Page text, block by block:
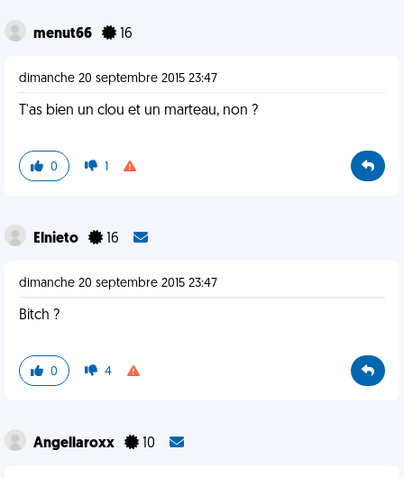
menut66 16
dimanche 20 septembre 2015 23:47
T'as bien un clou et un marteau, non ?
0 1
Elnieto 16
dimanche 20 septembre 2015 23:47
Bitch ?
0 4
Angellaroxx 10